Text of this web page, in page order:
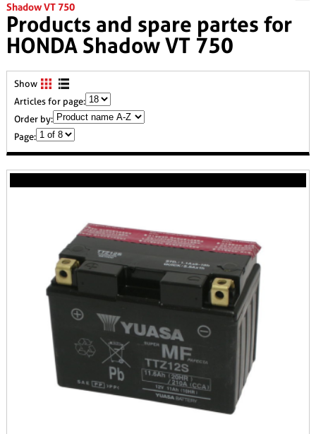
Shadow VT 750
Products and spare partes for
HONDA Shadow VT 750
Show
Articles for page:
Order by:
Page: